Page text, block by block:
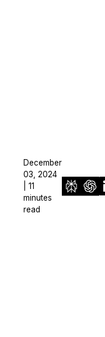
December
03, 2024
| 11
minutes
read